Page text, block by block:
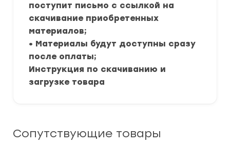
поступит письмо с ссылкой на
скачивание приобретенных
материалов;
• Материалы будут доступны сразу
после оплаты;
Инструкция по скачиванию и
загрузке товара
Сопутствующие товары